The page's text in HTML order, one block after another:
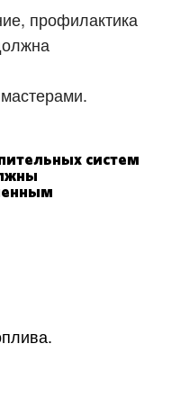
профилактика
систем